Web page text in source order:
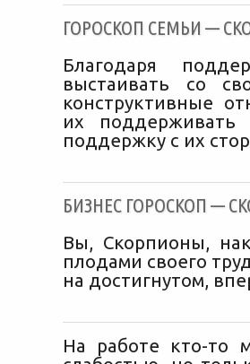
ГОРОСКОП СЕМЬИ —
Благодаря
выстаивать со
конструктивные
их поддерживать
поддержку с их
БИЗНЕС ГОРОСКОП —
Вы, Скорпионы,
плодами своего
на достигнутом,
На работе кто-то